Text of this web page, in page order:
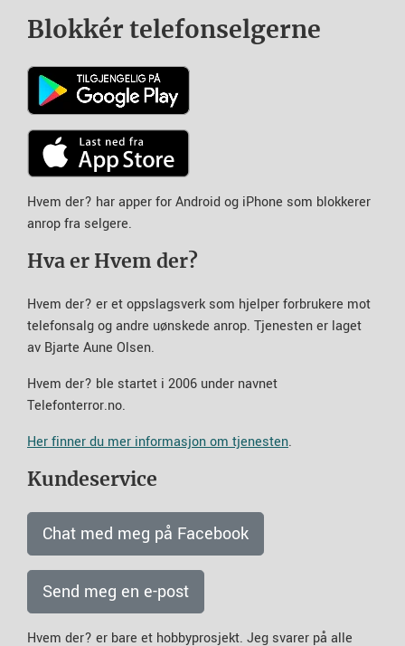
Blokkér telefonselgerne
Hvem der? har apper for Android og iPhone som blokkerer
anrop fra selgere.
Hva er Hvem der?
Hvem der? er et oppslagsverk som hjelper forbrukere mot
telefonsalg og andre uønskede anrop. Tjenesten er laget
av Bjarte Aune Olsen.
Hvem der? ble startet i 2006 under navnet
Telefonterror.no.
Her finner du mer informasjon om tjenesten.
Kundeservice
Chat med meg på Facebook
Send meg en e-post
Hvem der? er bare et hobbyprosjekt. Jeg svarer på alle